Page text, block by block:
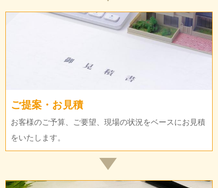
ご提案・お見積
お客様のご予算、ご要望、現場の状況をベースにお見積
をいたします。